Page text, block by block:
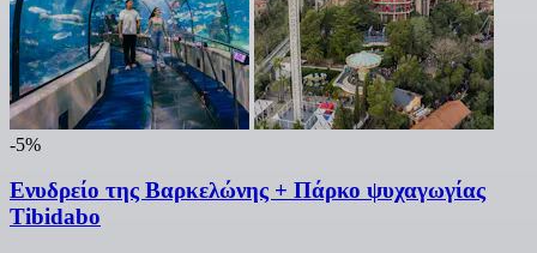
-5%
Ενυδρείο της Βαρκελώνης + Πάρκο ψυχαγωγίας
Tibidabo